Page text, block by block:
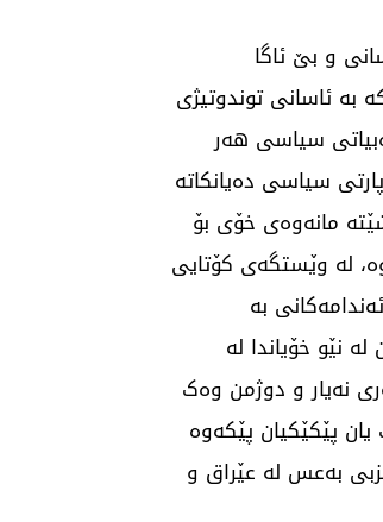
و بێ ئاگا
بە ئاسانی توندوتیژی
سیاسی هەر
سیاسی دەیانکاتە
مانەوەی خۆی بۆ
لە وێستگەی کۆتایی
بە
نێو خۆیاندا لە
نەیار و دوژمن وەک
پێکێکیان پێکەوە
بەعس لە عێراق و